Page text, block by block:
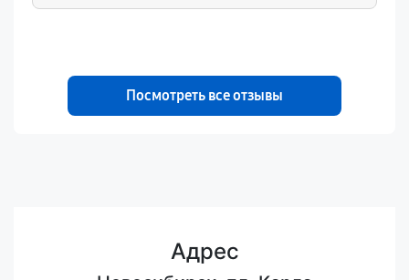
Посмотреть все отзывы
Адрес